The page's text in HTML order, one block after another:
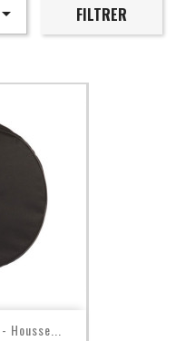
 FILTRER
- Housse...